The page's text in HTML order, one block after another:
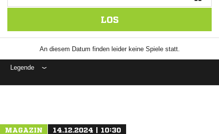
LOS
An diesem Datum finden leider keine Spiele statt.
Legende
MAGAZIN 14.12.2024 | 10:30